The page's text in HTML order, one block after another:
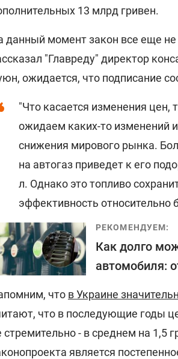
13 млрд гривен.
данный момент закон все еще
"Главреду" директор
ожидается, что подписание
"Что касается изменения цен,
ожидаем каких-то изменений
снижения мирового рынка.
на автогаз приведет к его
л. Однако это топливо
эффективность относительно
РЕКОМЕНДУЕМ:
Как долго
автомобиля:
что в Украине
что в последующие годы
стремительно - в среднем на 1,5
является